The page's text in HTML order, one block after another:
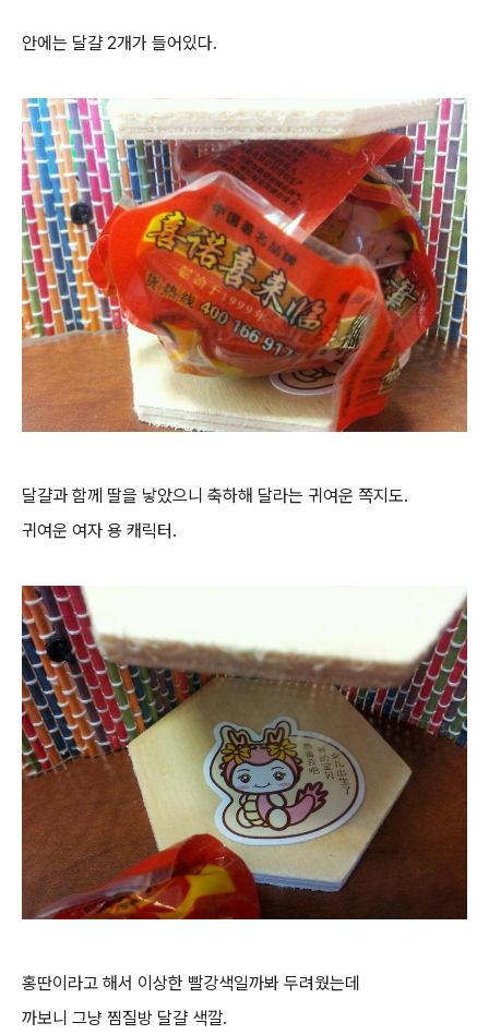
안에는 달걀 2개가 들어있다.
달걀과 함께 딸을 낳았으니 축하해 달라는 귀여운 쪽지도.
귀여운 여자 용 캐릭터.
홍딴이라고 해서 이상한 빨강색일까봐 두려웠는데
까보니 그냥 찜질방 달걀 색깔.